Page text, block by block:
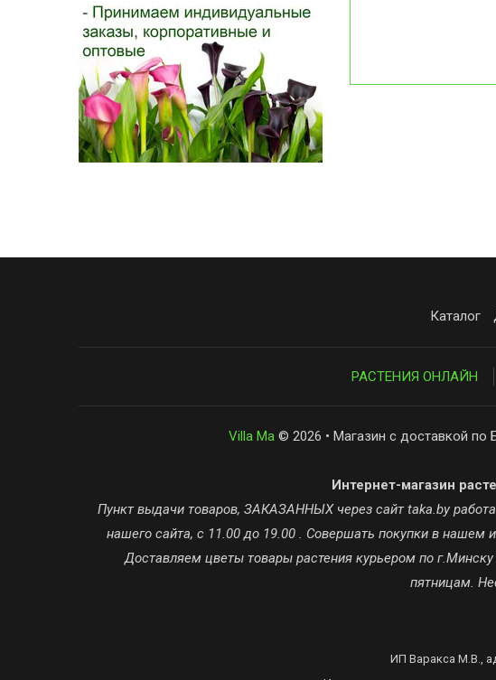
Каталог
РАСТЕНИЯ ОНЛАЙН
Villa Ma© 2026 • Магазин с доставкой по
Интернет-магазин
Пункт выдачи товаров, ЗАКАЗАННЫХ через сайт taka.by
нашего сайта, с 11.00 до 19.00 . Совершать покупки в нашем
Доставляем цветы товары растения курьером по
пятницам.
ИП Варакса М.В.,